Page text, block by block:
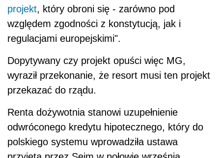
projekt, który obroni się - zarówno pod
względem zgodności z konstytucją, jak i
regulacjami europejskimi".
Dopytywany czy projekt opuści więc MG,
wyraził przekonanie, że resort musi ten projekt
przekazać do rządu.
Renta dożywotnia stanowi uzupełnienie
odwróconego kredytu hipotecznego, który do
polskiego systemu wprowadziła ustawa